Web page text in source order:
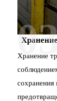
Хранение
сохранения